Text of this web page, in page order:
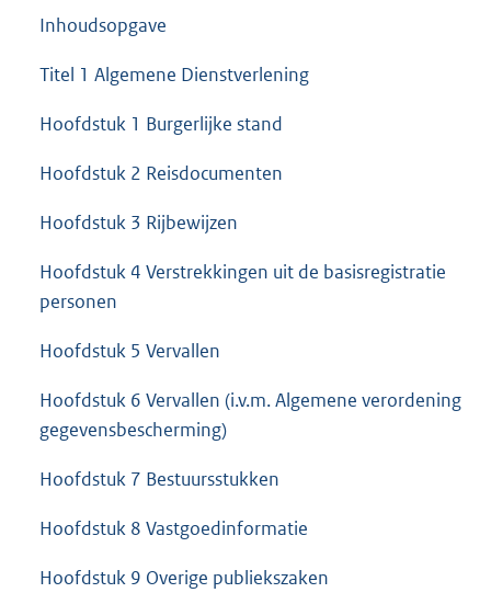
Inhoudsopgave
Titel 1 Algemene Dienstverlening
Hoofdstuk 1 Burgerlijke stand
Hoofdstuk 2 Reisdocumenten
Hoofdstuk 3 Rijbewijzen
Hoofdstuk 4 Verstrekkingen uit de basisregistratie
personen
Hoofdstuk 5 Vervallen
Hoofdstuk 6 Vervallen (i.v.m. Algemene verordening
gegevensbescherming)
Hoofdstuk 7 Bestuursstukken
Hoofdstuk 8 Vastgoedinformatie
Hoofdstuk 9 Overige publiekszaken